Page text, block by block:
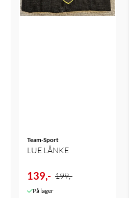
Team-Sport
LUE LÅNKE
139,- 199,-
På lager